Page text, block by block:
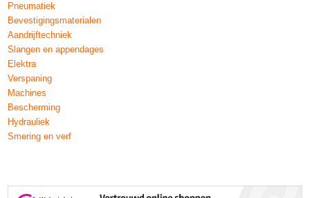
Pneumatiek
Bevestigingsmaterialen
Aandrijftechniek
Slangen en appendages
Elektra
Verspaning
Machines
Bescherming
Hydrauliek
Smering en verf